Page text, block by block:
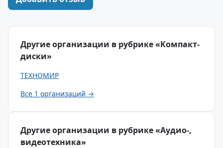
Другие организации в рубрике «Компакт-
диски»
ТЕХНОМИР
Все 1 организаций →
Другие организации в рубрике «Аудио-,
видеотехника»